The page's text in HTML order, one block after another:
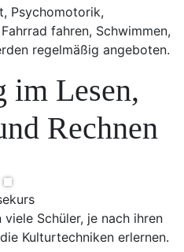
Psychomotorik,
fahren, Schwimmen,
regelmäßig angeboten.
im Lesen,
Rechnen
Schüler, je nach ihren
Kulturtechniken erlernen.